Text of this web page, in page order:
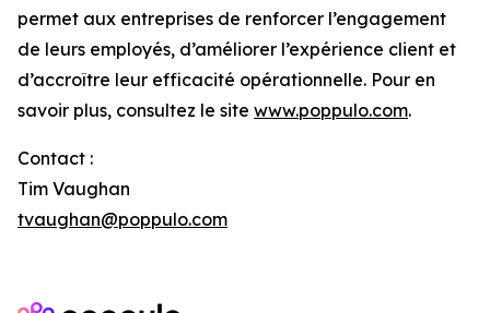
permet aux entreprises de renforcer l’engagement
de leurs employés, d’améliorer l’expérience client et
d’accroître leur efficacité opérationnelle. Pour en
savoir plus, consultez le site www.poppulo.com.
Contact :
Tim Vaughan
tvaughan@poppulo.com